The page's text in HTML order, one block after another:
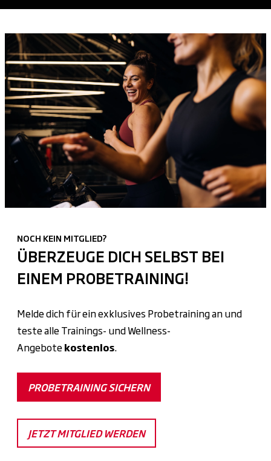
NOCH KEIN MITGLIED?
ÜBERZEUGE DICH SELBST BEI
EINEM PROBETRAINING!
Melde dich für ein exklusives Probetraining an und
teste alle Trainings- und Wellness-
Angebotekostenlos.
PROBETRAINING SICHERN
JETZT MITGLIED WERDEN